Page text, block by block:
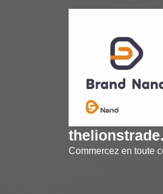
Commercez en toute